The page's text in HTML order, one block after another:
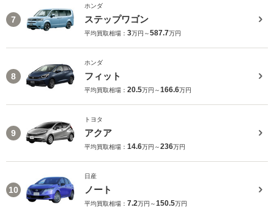
7
ホンダ
ステップワゴン
平均買取相場： 3万円～587.7万円
8
ホンダ
フィット
平均買取相場： 20.5万円～166.6万円
9
トヨタ
アクア
平均買取相場： 14.6万円～236万円
10
日産
ノート
平均買取相場： 7.2万円～150.5万円